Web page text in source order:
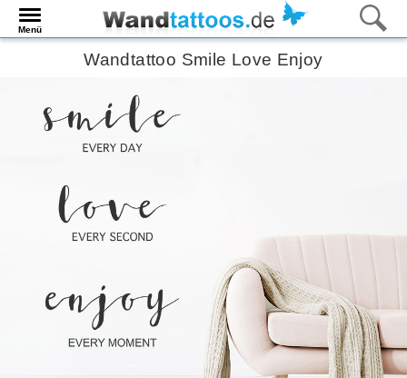
Menü
Wandtattoo Smile Love Enjoy